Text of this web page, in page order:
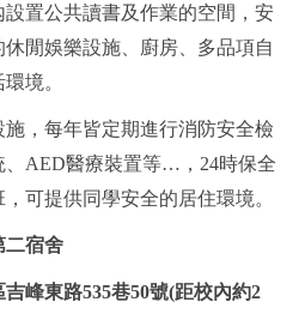
置公共讀書及作業的空間，安
閒娛樂設施、廚房、多品項自
境。
，每年皆定期進行消防安全檢
AED醫療裝置等…， 24時保全
可提供同學安全的居住環境。
二宿舍
峰東路535巷50號(距校內約2